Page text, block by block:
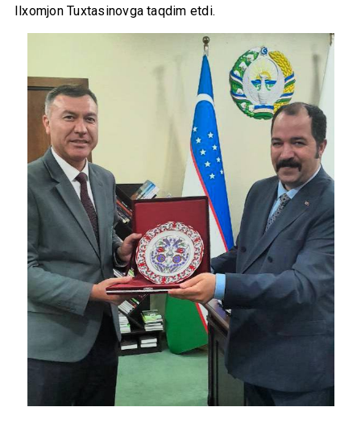
Ilxomjon Tuxtasinovga taqdim etdi.